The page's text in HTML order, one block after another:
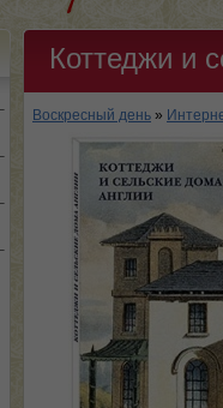
Коттеджи и
Воскресный день »